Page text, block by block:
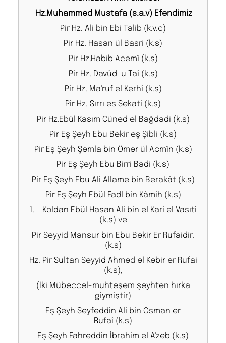
Hz.Muhammed Mustafa (s.a.v) Efendimiz
Pir Hz. Ali bin Ebi Talib (k.v.c)
Pir Hz. Hasan ül Basri (k.s)
Pir Hz.Habib Acemî (k.s)
Pir Hz. Davûd-u Taî (k.s)
Pir Hz. Ma'ruf el Kerhî (k.s)
Pir Hz. Sırrı es Sekati (k.s)
Pir Hz.Ebül Kasım Cüned el Bağdadi (k.s)
Pir Eş Şeyh Ebu Bekir eş Şibli (k.s)
Pir Eş Şeyh Şemla bin Ömer ül Acmîn (k.s)
Pir Eş Şeyh Ebu Birri Badi (k.s)
Pir Eş Şeyh Ebu Ali Allame bin Berakât (k.s)
Pir Eş Şeyh Ebül Fadl bin Kâmih (k.s)
1. Koldan Ebül Hasan Ali bin el Kari el Vasıti
(k.s) ve
Pir Seyyid Mansur bin Ebu Bekir Er Rufaidir.
(k.s)
Hz. Pir Sultan Seyyid Ahmed el Kebir er Rufai
(k.s),
(İki Mübeccel-muhteşem şeyhten hırka
giymiştir)
Eş Şeyh Seyfeddin Ali bin Osman er
Rufaî (k.s)
Eş Şeyh Fahreddin İbrahim el A'zeb (k.s)